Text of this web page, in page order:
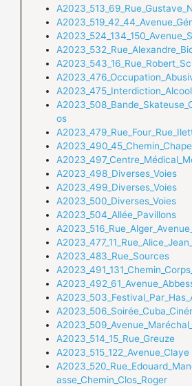
os
A2023_498_Diverses_Voies
A2023_499_Diverses_Voies
A2023_500_Diverses_Voies
A2023_504_Allée_Pavillons
A2023_483_Rue_Sources
A2023_514_15_Rue_Greuze
A2023_515_122_Avenue_Claye
asse_Chemin_Clos_Roger